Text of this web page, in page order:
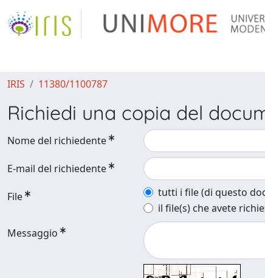
IRIS 11380/1100787
Richiedi una copia del
Nome del richiedente
E-mail del richiedente
File
tutti i file (di questo
il file(s) che avete
Messaggio